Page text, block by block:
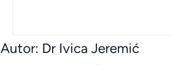
Autor: Dr Ivica Jeremić